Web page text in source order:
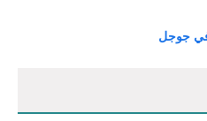
جوجل